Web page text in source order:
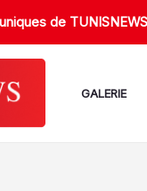
de TUNISNEWS
GALERIE